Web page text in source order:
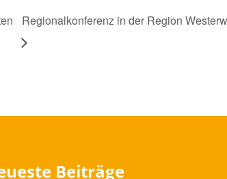
Regionalkonferenz in der Region
Beiträge